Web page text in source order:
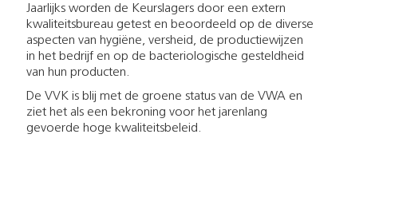
Jaarlijks worden de Keurslagers door een extern
kwaliteitsbureau getest en beoordeeld op de diverse
aspecten van hygiëne, versheid, de productiewijzen
in het bedrijf en op de bacteriologische gesteldheid
van hun producten.
De VVK is blij met de groene status van de VWA en
ziet het als een bekroning voor het jarenlang
gevoerde hoge kwaliteitsbeleid.